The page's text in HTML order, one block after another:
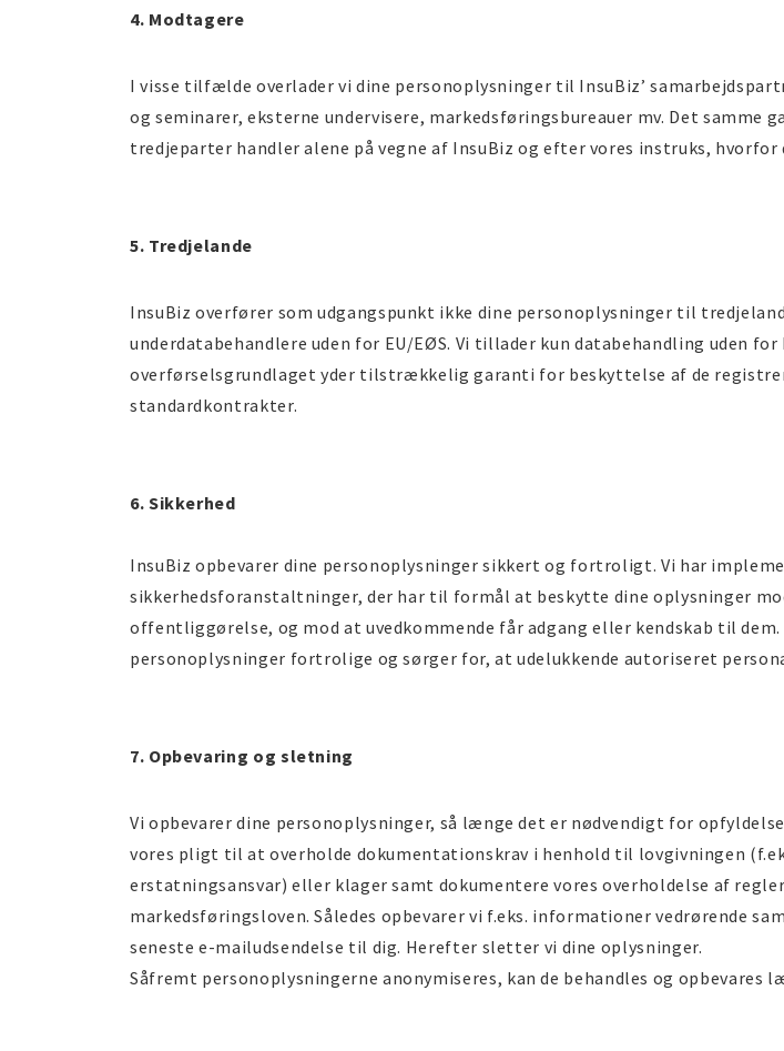
4. Modtagere
I visse tilfælde overlader vi dine personoplysninger til InsuBiz’
og seminarer, eksterne undervisere, markedsføringsbureauer mv. Det samme
tredjeparter handler alene på vegne af InsuBiz og efter vores instruks,
5. Tredjelande
InsuBiz overfører som udgangspunkt ikke dine personoplysninger til
underdatabehandlere uden for EU/EØS. Vi tillader kun databehandling uden
overførselsgrundlaget yder tilstrækkelig garanti for beskyttelse af de
standardkontrakter.
6. Sikkerhed
InsuBiz opbevarer dine personoplysninger sikkert og fortroligt. Vi har
sikkerhedsforanstaltninger, der har til formål at beskytte dine oplysninger
offentliggørelse, og mod at uvedkommende får adgang eller kendskab til
personoplysninger fortrolige og sørger for, at udelukkende autoriseret
7. Opbevaring og sletning
Vi opbevarer dine personoplysninger, så længe det er nødvendigt for
vores pligt til at overholde dokumentationskrav i henhold til lovgivningen
erstatningsansvar) eller klager samt dokumentere vores overholdelse af
markedsføringsloven. Således opbevarer vi f.eks. informationer vedrørende
seneste e-mailudsendelse til dig. Herefter sletter vi dine oplysninger.
Såfremt personoplysningerne anonymiseres, kan de behandles og opbevares